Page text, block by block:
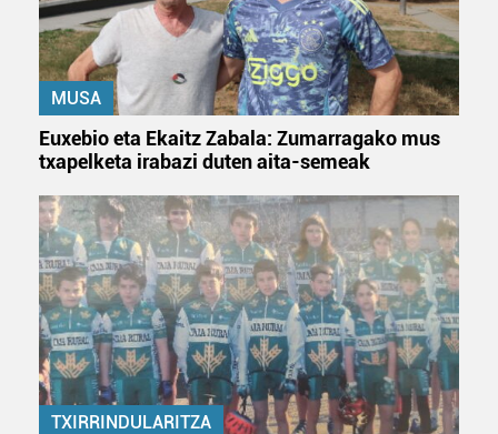
MUSA
Euxebio eta Ekaitz Zabala: Zumarragako mus
txapelketa irabazi duten aita-semeak
TXIRRINDULARITZA